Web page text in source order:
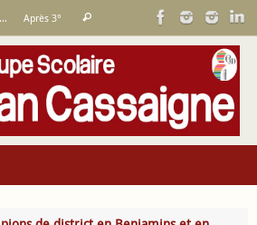
Après 3°
:
Rechercher